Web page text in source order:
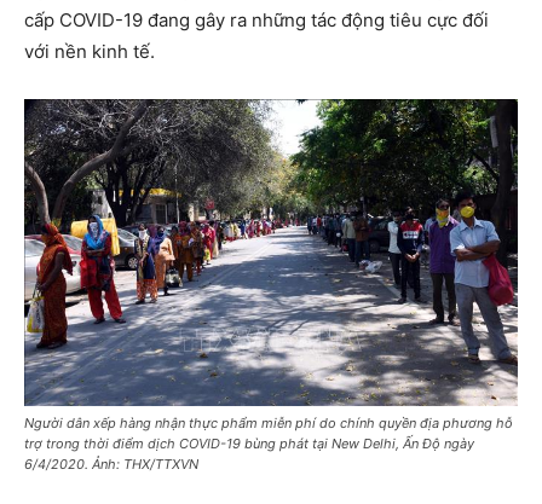
cấp COVID-19 đang gây ra những tác động tiêu cực đối
với nền kinh tế.
Người dân xếp hàng nhận thực phẩm miễn phí do chính quyền địa phương hỗ
trợ trong thời điểm dịch COVID-19 bùng phát tại New Delhi, Ấn Độ ngày
6/4/2020. Ảnh: THX/TTXVN